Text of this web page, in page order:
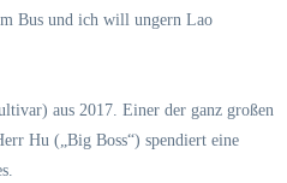
Bus und ich will ungern Lao
aus 2017. Einer der ganz großen
Hu („Big Boss“) spendiert eine